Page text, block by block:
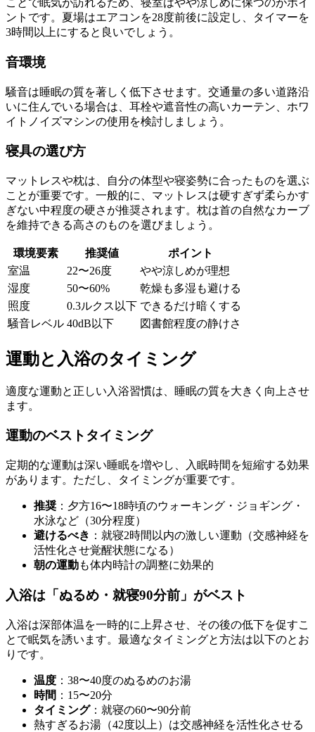
ことで眠気が訪れるため、寝室はやや涼しめに保つのがポイ
ントです。夏場はエアコンを28度前後に設定し、タイマーを
3時間以上にすると良いでしょう。
音環境
騒音は睡眠の質を著しく低下させます。交通量の多い道路沿
いに住んでいる場合は、耳栓や遮音性の高いカーテン、ホワ
イトノイズマシンの使用を検討しましょう。
寝具の選び方
マットレスや枕は、自分の体型や寝姿勢に合ったものを選ぶ
ことが重要です。一般的に、マットレスは硬すぎず柔らかす
ぎない中程度の硬さが推奨されます。枕は首の自然なカーブ
を維持できる高さのものを選びましょう。
環境要素 推奨値
ポイント
室温
22〜26度
やや涼しめが理想
湿度
50〜60%
乾燥も多湿も避ける
照度
0.3ルクス以下 できるだけ暗くする
騒音レベル 40dB以下 図書館程度の静けさ
運動と入浴のタイミング
適度な運動と正しい入浴習慣は、睡眠の質を大きく向上させ
ます。
運動のベストタイミング
定期的な運動は深い睡眠を増やし、入眠時間を短縮する効果
があります。ただし、タイミングが重要です。
推奨 ：夕方16〜18時頃のウォーキング・ジョギング・
水泳など（30分程度）
避けるべき ：就寝2時間以内の激しい運動（交感神経を
活性化させ覚醒状態になる）
朝の運動も体内時計の調整に効果的
入浴は「ぬるめ・就寝90分前」がベスト
入浴は深部体温を一時的に上昇させ、その後の低下を促すこ
とで眠気を誘います。最適なタイミングと方法は以下のとお
りです。
温度 ：38〜40度のぬるめのお湯
時間 ：15〜20分
タイミング：就寝の60〜90分前
熱すぎるお湯（42度以上）は交感神経を活性化させる